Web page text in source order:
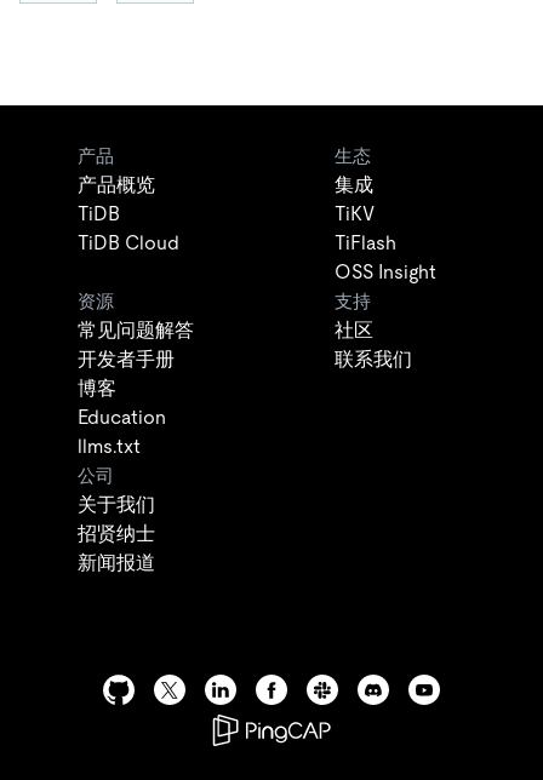
产品
产品概览
TiDB
TiDB Cloud
生态
集成
TiKV
TiFlash
OSS Insight
资源
常见问题解答
开发者手册
博客
Education
llms.txt
支持
社区
联系我们
公司
关于我们
招贤纳士
新闻报道